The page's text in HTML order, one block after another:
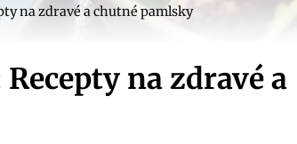
na zdravé a chutné pamlsky
na zdravé a